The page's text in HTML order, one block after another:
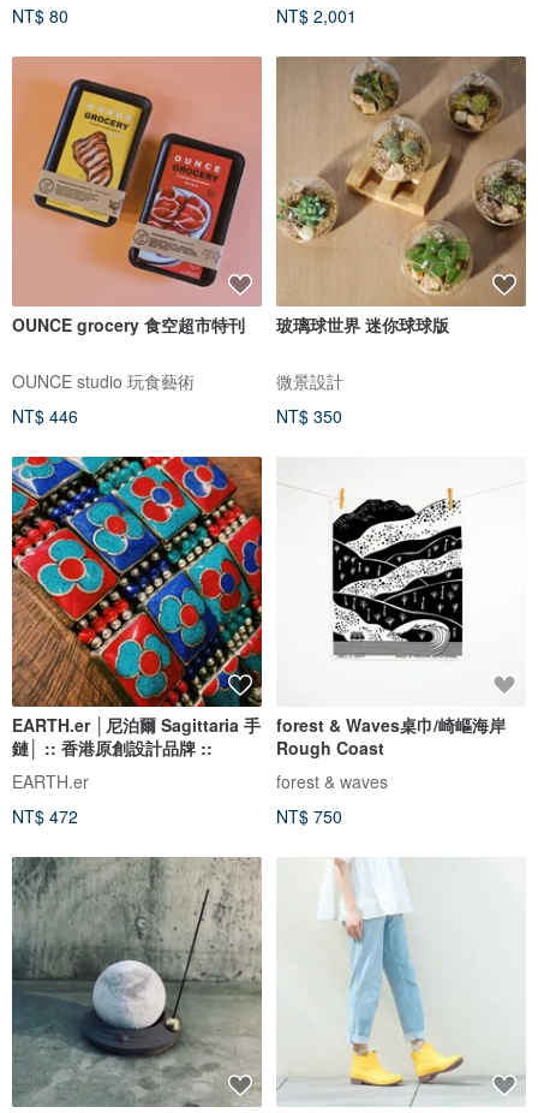
NT$ 80
NT$ 2,001
OUNCE grocery 食空超市特刊
OUNCE studio 玩食藝術
NT$ 446
玻璃球世界 迷你球球版
微景設計
NT$ 350
EARTH.er │尼泊爾 Sagittaria 手
鏈│ :: 香港原創設計品牌 ::
EARTH.er
NT$ 472
forest & Waves桌巾/崎嶇海岸
Rough Coast
forest & waves
NT$ 750